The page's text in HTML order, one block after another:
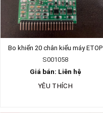
Bo khiển 20 chân kiểu máy ETOP
S001058
Giá bán: Liên hệ
YÊU THÍCH